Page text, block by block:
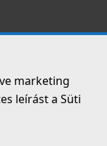
marketing
leírást a Süti